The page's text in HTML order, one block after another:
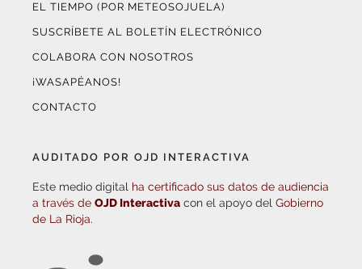
EL TIEMPO (POR METEOSOJUELA)
SUSCRÍBETE AL BOLETÍN ELECTRÓNICO
COLABORA CON NOSOTROS
¡WASAPÉANOS!
CONTACTO
AUDITADO POR OJD INTERACTIVA
Este medio digital ha certificado sus datos de audiencia
a través de OJD Interactiva con el apoyo del Gobierno
de La Rioja.